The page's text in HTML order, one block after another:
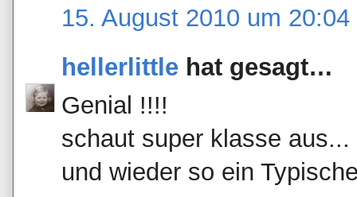
15. August 2010 um 20:04
hellerlittle hat gesagt…
Genial !!!!
schaut super klasse aus...
und wieder so ein